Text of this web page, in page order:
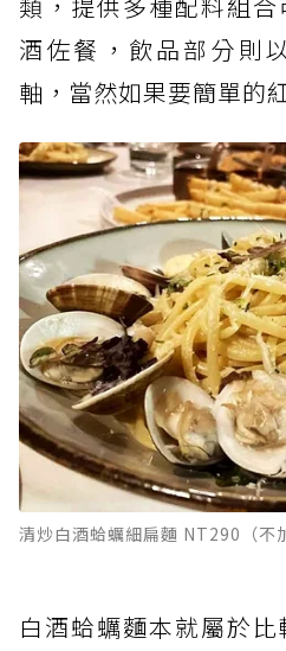
類，提供多種配料組
酒佐餐，飲品部分則
軸，當然如果要簡單的
清炒白酒蛤蠣細扁麵 NT290（不
白酒蛤蠣麵本就屬於